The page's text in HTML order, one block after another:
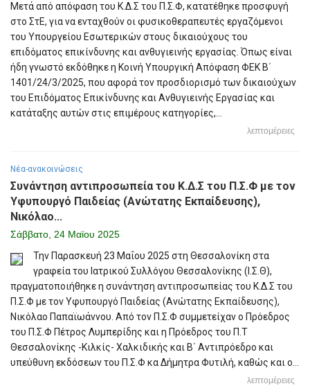
Μετά από απόφαση του Κ.Δ.Σ του Π.Σ.Φ, κατατέθηκε προσφυγή
στο ΣτΕ, για να ενταχθούν οι φυσικοθεραπευτές εργαζόμενοι
του Υπουργείου Εσωτερικών στους δικαιούχους του
επιδόματος επικίνδυνης και ανθυγιεινής εργασίας. Όπως είναι
ήδη γνωστό εκδόθηκε η Κοινή Υπουργική Απόφαση ΦΕΚ Β΄
1401/24/3/2025, που αφορά τον προσδιορισμό των δικαιούχων
του Επιδόματος Επικίνδυνης και Ανθυγιεινής Εργασίας και
κατάταξης αυτών στις επιμέρους κατηγορίες,...
λεπτομέρειες
Νέα-ανακοινώσεις
Συνάντηση αντιπροσωπεία του Κ.Δ.Σ του Π.Σ.Φ με τον
Υφυπουργό Παιδείας (Ανώτατης Εκπαίδευσης),
Νικόλαο...
Σάββατο, 24 Μαϊου 2025
Την Παρασκευή 23 Μαΐου 2025 στη Θεσσαλονίκη στα
γραφεία του Ιατρικού Συλλόγου Θεσσαλονίκης (Ι.Σ.Θ),
πραγματοποιήθηκε η συνάντηση αντιπροσωπείας του Κ.Δ.Σ του
Π.Σ.Φ με τον Υφυπουργό Παιδείας (Ανώτατης Εκπαίδευσης),
Νικόλαο Παπαϊωάννου. Από τον Π.Σ.Φ συμμετείχαν ο Πρόεδρος
του Π.Σ.Φ Πέτρος Λυμπερίδης και η Πρόεδρος του Π.Τ
Θεσσαλονίκης -Κιλκίς- Χαλκιδικής και Β΄ Αντιπρόεδρο και
υπεύθυνη εκδόσεων του Π.Σ.Φ κα Δήμητρα Φυτιλή, καθώς και ο...
λεπτομέρειες